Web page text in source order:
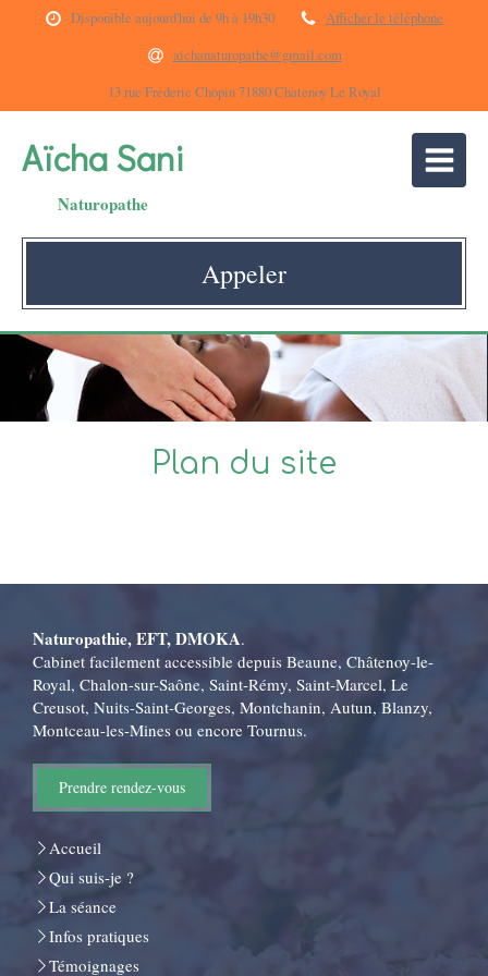
Disponible aujourd'hui de 9h à 19h30
Afficher le téléphone
aichanaturopathe@gmail.com
13 rue Frederic Chopin 71880 Chatenoy Le Royal
Aïcha Sani
Naturopathe
Appeler
Plan du site
Naturopathie, EFT, DMOKA.
Cabinet facilement accessible depuis Beaune, Châtenoy-le-
Royal, Chalon-sur-Saône, Saint-Rémy, Saint-Marcel, Le
Creusot, Nuits-Saint-Georges, Montchanin, Autun, Blanzy,
Montceau-les-Mines ou encore Tournus.
Prendre rendez-vous
Accueil
Qui suis-je ?
La séance
Infos pratiques
Témoignages